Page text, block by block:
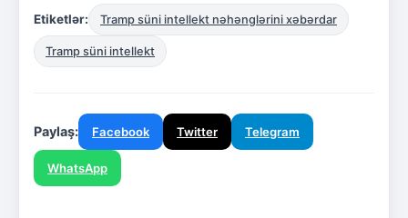
Etiketlər: Tramp süni intellekt nəhənglərini xəbərdar
Tramp süni intellekt
Paylaş: Facebook Twitter Telegram
WhatsApp